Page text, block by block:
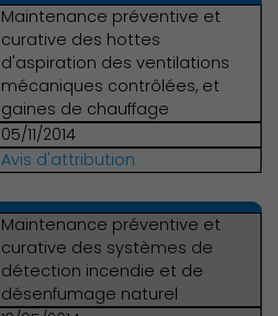
Maintenance préventive et
curative des hottes
d'aspiration des ventilations
mécaniques contrôlées, et
gaines de chauffage
05/11/2014
Avis d'attribution
Maintenance préventive et
curative des systèmes de
détection incendie et de
désenfumage naturel